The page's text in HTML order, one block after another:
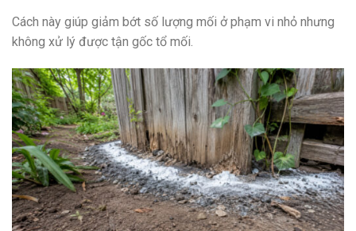
Cách này giúp giảm bớt số lượng mối ở phạm vi nhỏ nhưng
không xử lý được tận gốc tổ mối.